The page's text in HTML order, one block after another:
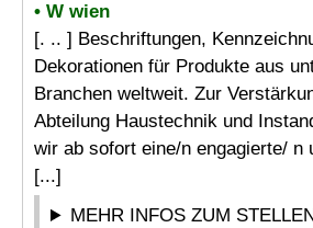
• W wien
[. .. ] Beschriftungen,
Dekorationen für Produkte aus
Branchen weltweit. Zur
Abteilung Haustechnik und
wir ab sofort eine/n engagierte/ n
[...]
MEHR INFOS ZUM